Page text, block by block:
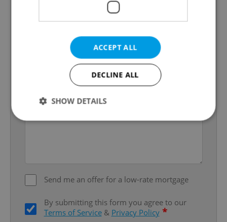
Send me an offer for a low-rate mortgage
By submitting this form you agree to our
Terms of Service& Privacy Policy *
ACCEPT ALL
DECLINE ALL
SHOW DETAILS
functionality such as user login and account
without strictly necessary cookies.
Name
Provider